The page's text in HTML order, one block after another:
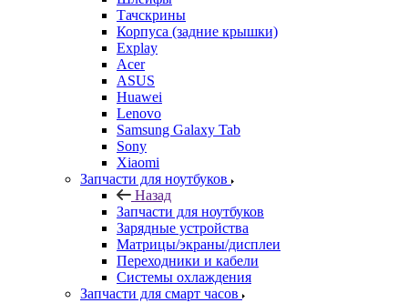
Acer
ASUS
Huawei
Lenovo
Samsung Galaxy Tab
Sony
Xiaomi
Запчасти для ноутбуков
Назад
Запчасти для ноутбуков
Зарядные устройства
Матрицы/экраны/дисплеи
Переходники и кабели
Системы охлаждения
Запчасти для смарт часов
Назад
Запчасти для смарт часов
Asus